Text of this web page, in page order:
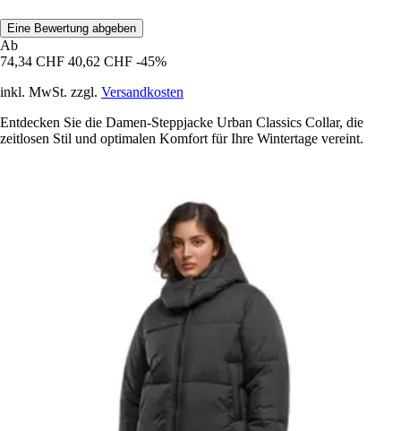
Eine Bewertung abgeben
Ab
74,34 CHF 40,62 CHF -45%
inkl. MwSt. zzgl. Versandkosten
Entdecken Sie die Damen-Steppjacke Urban Classics Collar, die
zeitlosen Stil und optimalen Komfort für Ihre Wintertage vereint.